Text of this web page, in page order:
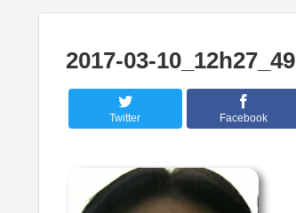
2017-03-10_12h27_49
Twitter Facebook